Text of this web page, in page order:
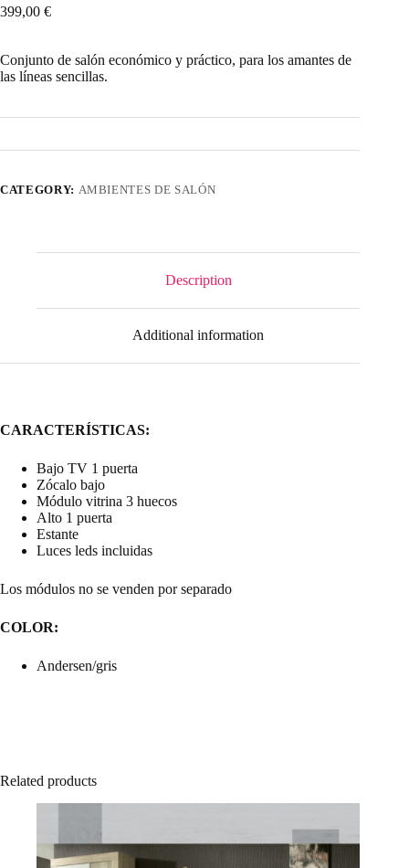
399,00 €
Conjunto de salón económico y práctico, para los amantes de
las líneas sencillas.
CATEGORY: AMBIENTES DE SALÓN
Description
Additional information
CARACTERÍSTICAS:
Bajo TV 1 puerta
Zócalo bajo
Módulo vitrina 3 huecos
Alto 1 puerta
Estante
Luces leds incluidas
Los módulos no se venden por separado
COLOR:
Andersen/gris
Related products